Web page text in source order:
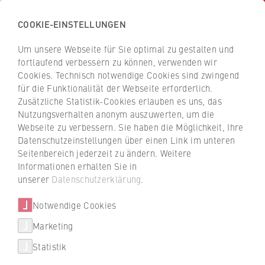
Z
u
ü
k
u
S
a
H
c
h
s
c
h
u
l
e
f
r
W
i
r
Z
u
r
ü
c
k
z
u
r
t
a
t
Studiengänge
Studiengang finden
FAQ Studium
Informationen zur Bewerbung
BWL/Digitales Gesundheitsmanagement
Bachelor of Arts (B.A.)
Studienform
Dual
Regelstudienzeit
COOKIE-EINSTELLUNGEN
Um unsere Webseite für Sie optimal zu gestalten und
fortlaufend verbessern zu können, verwenden wir
Cookies. Technisch notwendige Cookies sind zwingend
für die Funktionalität der Webseite erforderlich.
Zusätzliche Statistik-Cookies erlauben es uns, das
Nutzungsverhalten anonym auszuwerten, um die
Webseite zu verbessern. Sie haben die Möglichkeit, Ihre
Datenschutzeinstellungen über einen Link im unteren
Seitenbereich jederzeit zu ändern. Weitere
Informationen erhalten Sie in
unserer Datenschutzerklärung
Notwendige Cookies
Marketing
Statistik